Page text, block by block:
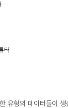
터
유형의 데이터들이